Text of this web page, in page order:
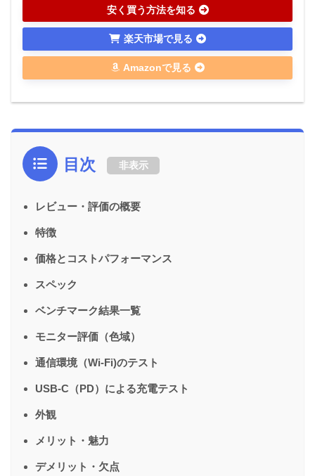
安く買う方法を知る
楽天市場で見る
Amazonで見る
目次 非表示
レビュー・評価の概要
特徴
価格とコストパフォーマンス
スペック
ベンチマーク結果一覧
モニター評価（色域）
通信環境（Wi-Fi)のテスト
USB-C（PD）による充電テスト
外観
メリット・魅力
デメリット・欠点